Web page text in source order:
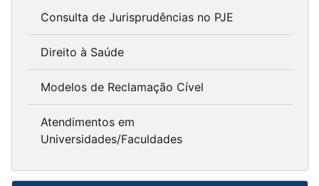
Consulta de Jurisprudências no PJE
Direito à Saúde
Modelos de Reclamação Cível
Atendimentos em
Universidades/Faculdades